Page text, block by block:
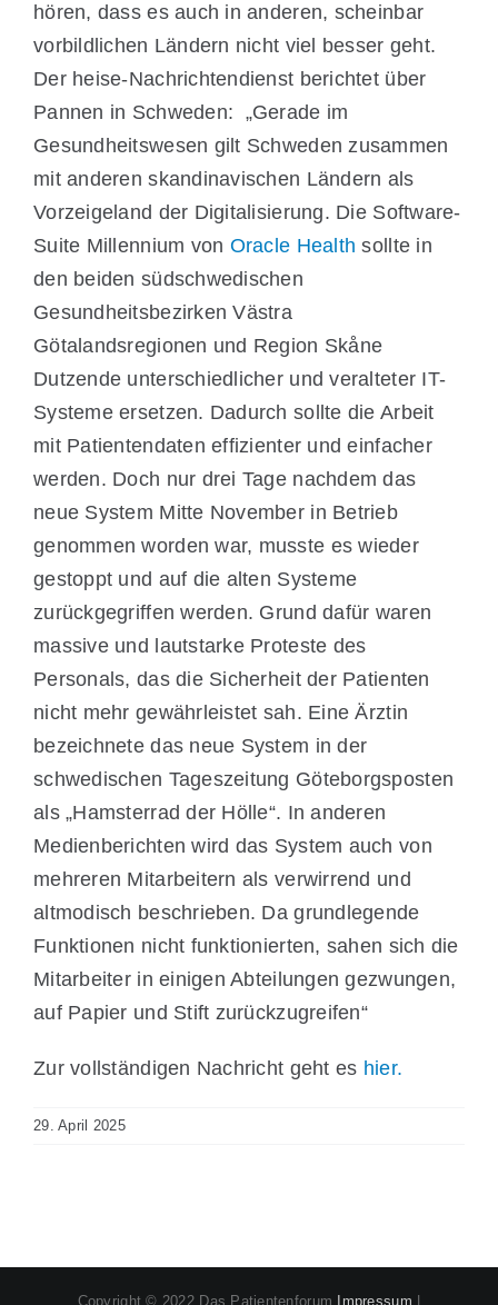
hören, dass es auch in anderen, scheinbar
vorbildlichen Ländern nicht viel besser geht.
Der heise-Nachrichtendienst berichtet über
Pannen in Schweden: „Gerade im
Gesundheitswesen gilt Schweden zusammen
mit anderen skandinavischen Ländern als
Vorzeigeland der Digitalisierung. Die Software-
Suite Millennium von Oracle Health sollte in
den beiden südschwedischen
Gesundheitsbezirken Västra
Götalandsregionen und Region Skåne
Dutzende unterschiedlicher und veralteter IT-
Systeme ersetzen. Dadurch sollte die Arbeit
mit Patientendaten effizienter und einfacher
werden. Doch nur drei Tage nachdem das
neue System Mitte November in Betrieb
genommen worden war, musste es wieder
gestoppt und auf die alten Systeme
zurückgegriffen werden. Grund dafür waren
massive und lautstarke Proteste des
Personals, das die Sicherheit der Patienten
nicht mehr gewährleistet sah. Eine Ärztin
bezeichnete das neue System in der
schwedischen Tageszeitung Göteborgsposten
als „Hamsterrad der Hölle“. In anderen
Medienberichten wird das System auch von
mehreren Mitarbeitern als verwirrend und
altmodisch beschrieben. Da grundlegende
Funktionen nicht funktionierten, sahen sich die
Mitarbeiter in einigen Abteilungen gezwungen,
auf Papier und Stift zurückzugreifen“
Zur vollständigen Nachricht geht es hier.
29. April 2025
Copyright © 2022 Das Patientenforum Impressum